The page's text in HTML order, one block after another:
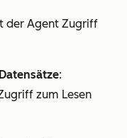
der Agent Zugriff
:
zum Lesen